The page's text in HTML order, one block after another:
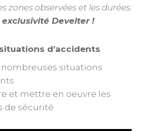
zones observées et les durées.
exclusivité Develter !
d’accidents
nombreuses situations
et mettre en oeuvre les
de sécurité